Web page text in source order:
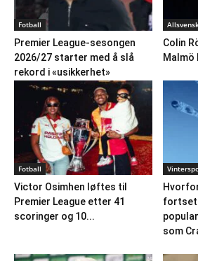
Fotball
Premier League-sesongen
2026/27 starter med å slå
rekord i «usikkerhet»
Colin
Malmö
Fotball
Victor Osimhen løftes til
Premier League etter 41
scoringer og 10...
som